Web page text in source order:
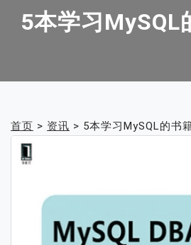
5本学习MySQL
首页 > 资讯 > 5本学习MySQL的书